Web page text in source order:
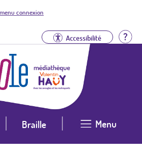
connexion
Accessibilité
Braille Menu